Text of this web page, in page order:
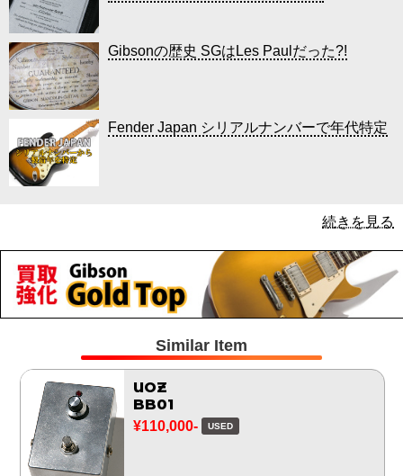
Gibsonの歴史 SGはLes Paulだった?!
Fender Japan シリアルナンバーで年代特定
続きを見る
Similar Item
UOZ
BB01
¥110,000- USED